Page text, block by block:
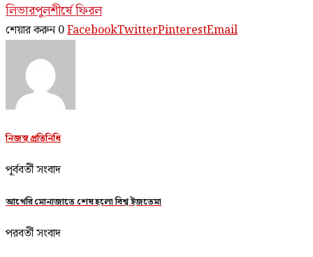
লিভারপুলশীর্ষে ফিরল
শেয়ার করুন 0FacebookTwitterPinterestEmail
নিজস্ব প্রতিনিধি
পূর্ববর্তী সংবাদ
আখেরি মোনাজাতে শেষ হলো বিশ্ব ইজতেমা
পরবর্তী সংবাদ